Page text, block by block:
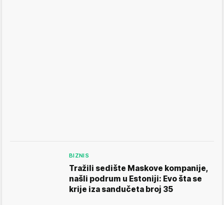
BIZNIS
Tražili sedište Maskove kompanije,
našli podrum u Estoniji: Evo šta se
krije iza sandučeta broj 35